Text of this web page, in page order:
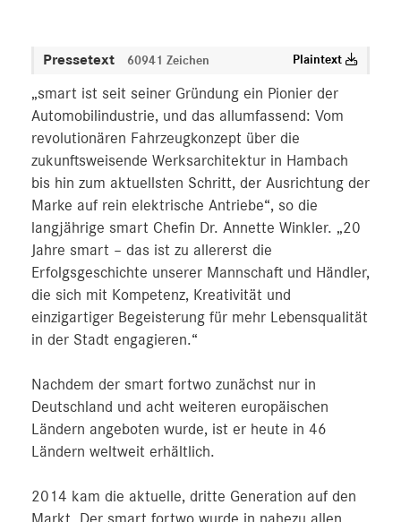
Pressetext 60941 Zeichen Plaintext
„smart ist seit seiner Gründung ein Pionier der
Automobilindustrie, und das allumfassend: Vom
revolutionären Fahrzeugkonzept über die
zukunftsweisende Werksarchitektur in Hambach
bis hin zum aktuellsten Schritt, der Ausrichtung der
Marke auf rein elektrische Antriebe“, so die
langjährige smart Chefin Dr. Annette Winkler. „20
Jahre smart – das ist zu allererst die
Erfolgsgeschichte unserer Mannschaft und Händler,
die sich mit Kompetenz, Kreativität und
einzigartiger Begeisterung für mehr Lebensqualität
in der Stadt engagieren.“
Nachdem der smart fortwo zunächst nur in
Deutschland und acht weiteren europäischen
Ländern angeboten wurde, ist er heute in 46
Ländern weltweit erhältlich.
2014 kam die aktuelle, dritte Generation auf den